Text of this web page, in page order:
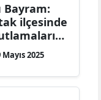
Bayram:
ilçesinde
Mayıs 2025